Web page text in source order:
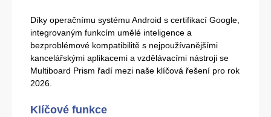
Díky operačnímu systému Android s certifikací Google,
integrovaným funkcím umělé inteligence a
bezproblémové kompatibilitě s nejpoužívanějšími
kancelářskými aplikacemi a vzdělávacími nástroji se
Multiboard Prism řadí mezi naše klíčová řešení pro rok
2026.
Klíčové funkce